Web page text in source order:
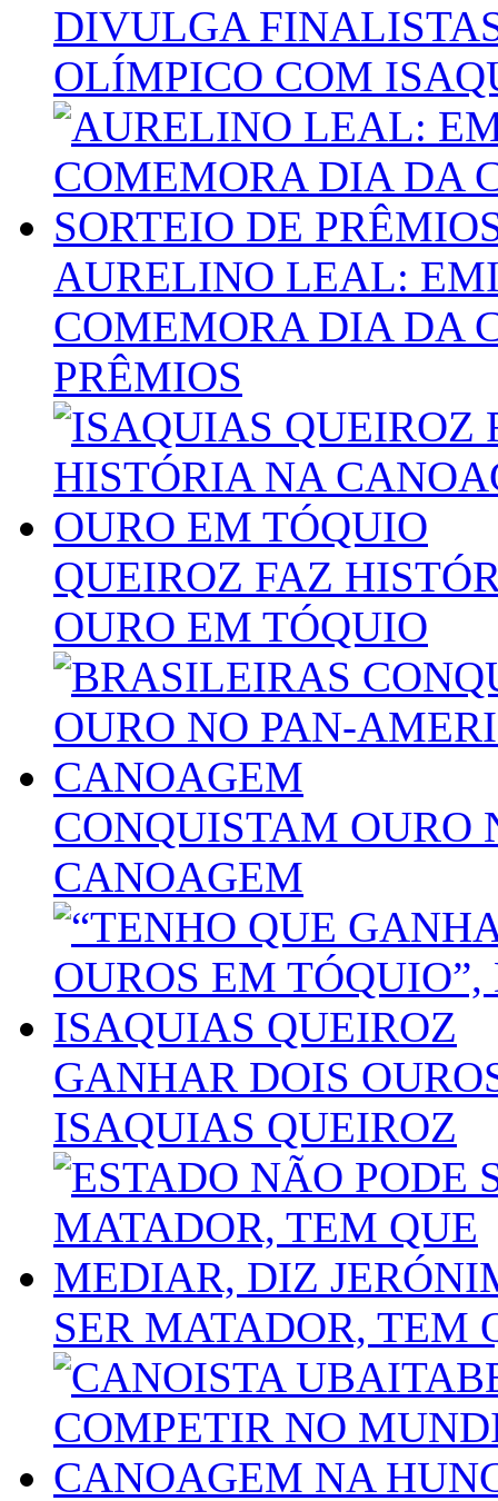
DIVULGA
OLÍMPICO COM
AURELINO LEAL:
COMEMORA DIA DA
PRÊMIOS
QUEIROZ FAZ
OURO EM TÓQUIO
CONQUISTAM OURO
CANOAGEM
GANHAR DOIS
ISAQUIAS QUEIROZ
SER MATADOR, TEM